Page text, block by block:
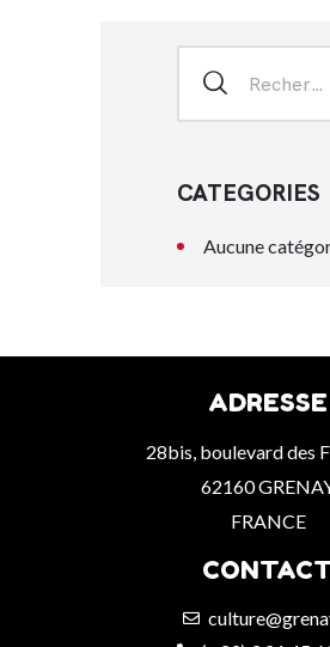
CATEGORIES
Aucune
ADRESSE
28bis, boulevard des
62160
FRANCE